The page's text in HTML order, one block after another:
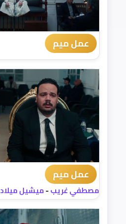
عمل ميم
عمل ميم
مصطفي غريب-ميشيل ميلاد